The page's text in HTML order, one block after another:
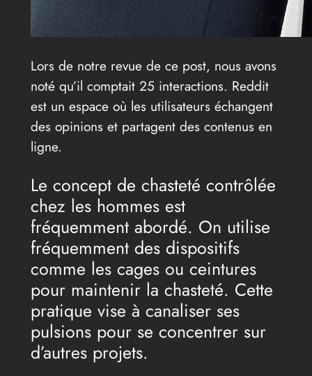
Lors de notre revue de ce post, nous avons
noté qu’il comptait 25 interactions. Reddit
est un espace où les utilisateurs échangent
des opinions et partagent des contenus en
ligne.
Le concept de chasteté contrôlée
chez les hommes est
fréquemment abordé. On utilise
fréquemment des dispositifs
comme les cages ou ceintures
pour maintenir la chasteté. Cette
pratique vise à canaliser ses
pulsions pour se concentrer sur
d’autres projets.